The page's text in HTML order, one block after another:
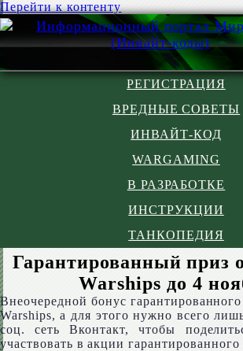
Перейти к контенту
РЕГИСТРАЦИЯ
ВРЕДНЫЕ СОВЕТЫ
ИНВАЙТ-КОД
WARGAMING
В РАЗРАБОТКЕ
ИНСТРУКЦИИ
ТАНКОПЕДИЯ
Гарантированный приз
Warships до 4
Внеочередной бонус
Warships, а для этого нужно всего
соц. сеть Вконтакт, чтобы
участвовать в акции гарантированного